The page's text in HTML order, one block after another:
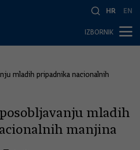
HR EN
IZBORNIK
mladih pripadnika nacionalnih
mladih
manjina